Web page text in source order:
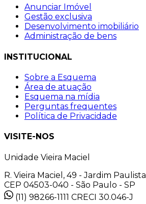
Anunciar Imóvel
Gestão exclusiva
Desenvolvimento imobiliário
Administração de bens
INSTITUCIONAL
Sobre a Esquema
Área de atuação
Esquema na mídia
Perguntas frequentes
Política de Privacidade
VISITE-NOS
Unidade Vieira Maciel
R. Vieira Maciel, 49 - Jardim Paulista
CEP 04503-040 - São Paulo - SP
(11) 98266-1111 CRECI 30.046-J